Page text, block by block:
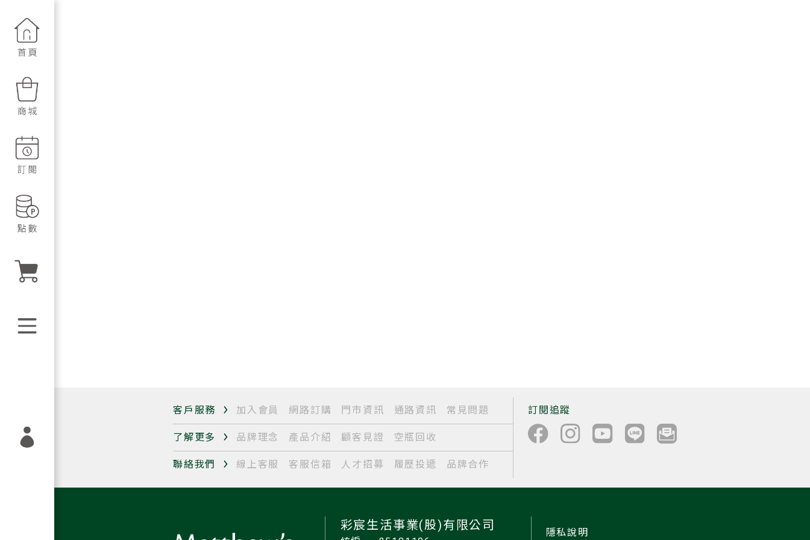
客戶服務 加入會員 網路訂購 門市資訊 通路資訊 常見問題
了解更多 品牌理念 產品介紹 顧客見證 空瓶回收
聯絡我們 線上客服 客服信箱 人才招募 履歷投遞 品牌合作
訂閱追蹤
彩宸生活事業(股)有限公司
隱私說明